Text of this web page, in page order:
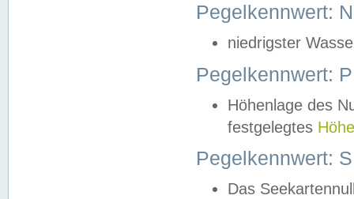
Pegelkennwert:
niedrigster
Pegelkennwert:
Höhenlage des
festgelegtes
Pegelkennwert:
Das